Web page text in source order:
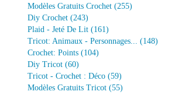
Modèles Gratuits Crochet (255)
Diy Crochet (243)
Plaid - Jeté De Lit (161)
Tricot: Animaux - Personnages... (148)
Crochet: Points (104)
Diy Tricot (60)
Tricot - Crochet : Déco (59)
Modèles Gratuits Tricot (55)